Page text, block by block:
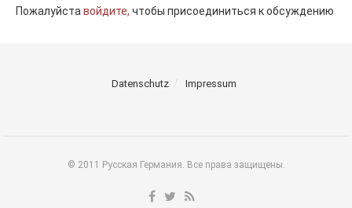
Пожалуйставойдите, чтобы присоединиться к обсуждению
Datenschutz Impressum
© 2011 Русская Германия. Все права защищены.